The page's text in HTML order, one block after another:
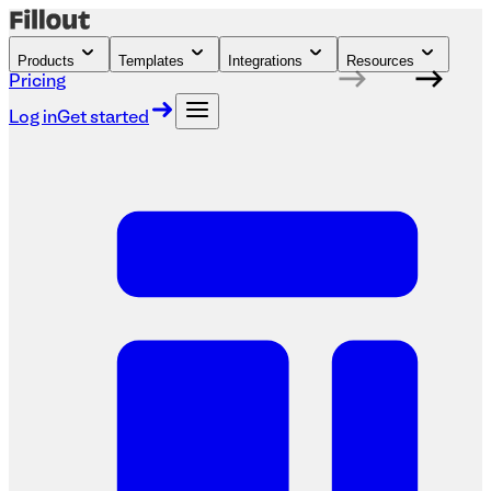
Products Templates Integrations Resources
Pricing
Log inGet started